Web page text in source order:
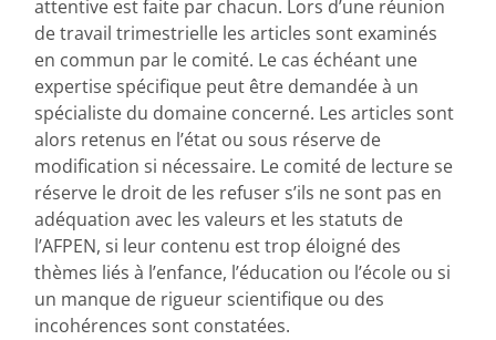
attentive est faite par chacun. Lors d’une réunion
de travail trimestrielle les articles sont examinés
en commun par le comité. Le cas échéant une
expertise spécifique peut être demandée à un
spécialiste du domaine concerné. Les articles sont
alors retenus en l’état ou sous réserve de
modification si nécessaire. Le comité de lecture se
réserve le droit de les refuser s’ils ne sont pas en
adéquation avec les valeurs et les statuts de
l’AFPEN, si leur contenu est trop éloigné des
thèmes liés à l’enfance, l’éducation ou l’école ou si
un manque de rigueur scientifique ou des
incohérences sont constatées.